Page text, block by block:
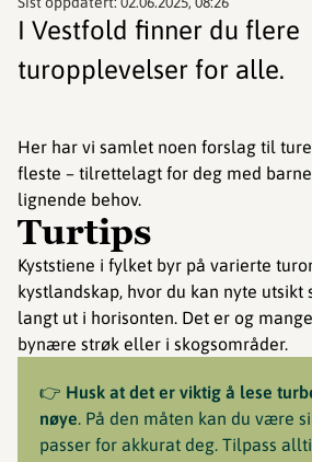
I Vestfold finner du flere
turopplevelser for alle.
Her har vi samlet noen forslag til
fleste – tilrettelagt for deg med
lignende behov.
Turtips
Kyststiene i fylket byr på varierte
kystlandskap, hvor du kan nyte utsikt
langt ut i horisonten. Det er og
bynære strøk eller i skogsområder.
👉 Husk at det er viktig å lese
nøye. På den måten kan du være
passer for akkurat deg. Tilpass